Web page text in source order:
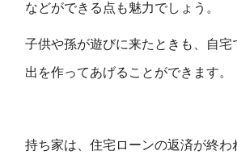
などができる点も魅力でしょう。
子供や孫が遊びに来たときも、自宅
出を作ってあげることができます。
持ち家は、住宅ローンの返済が終わ